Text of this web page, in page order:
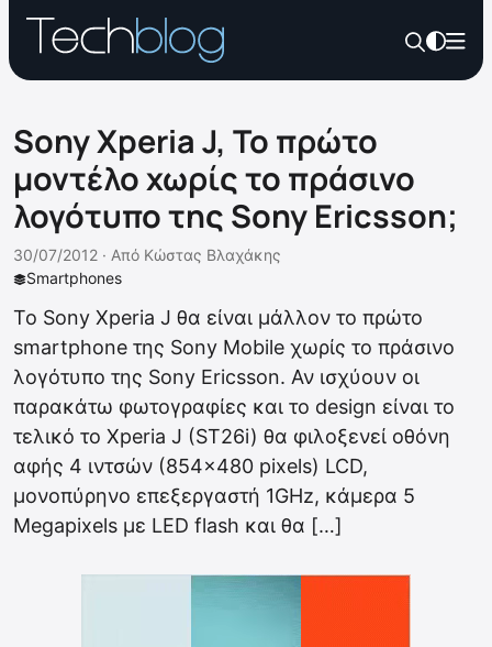
Sony Xperia J, Το πρώτο
μοντέλο χωρίς το πράσινο
λογότυπο της Sony Ericsson;
Smartphones
30/07/2012 · Από Κώστας Βλαχάκης
To Sony Xperia J θα είναι μάλλον το πρώτο
smartphone της Sony Mobile χωρίς το πράσινο
λογότυπο της Sony Ericsson. Αν ισχύουν οι
παρακάτω φωτογραφίες και το design είναι το
τελικό το Xperia J (ST26i) θα φιλοξενεί οθόνη
αφής 4 ιντσών (854×480 pixels) LCD,
μονοπύρηνο επεξεργαστή 1GHz, κάμερα 5
Megapixels με LED flash και θα […]